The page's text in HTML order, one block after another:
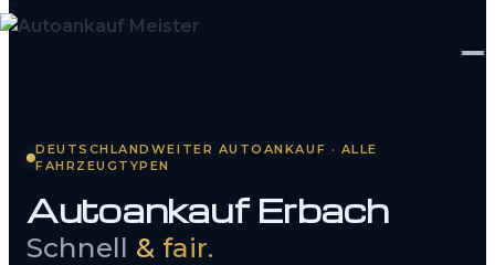
So funktioniert’s
DEUTSCHLANDWEITER AUTOANKAUF · ALLE
FAHRZEUGTYPEN
Autoankauf Erbach
Schnell & fair.